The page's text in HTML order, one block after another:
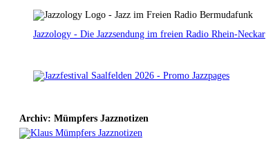
Jazzology - Die Jazzsendung im freien Radio Rhein-Neckar
Archiv: Mümpfers Jazznotizen